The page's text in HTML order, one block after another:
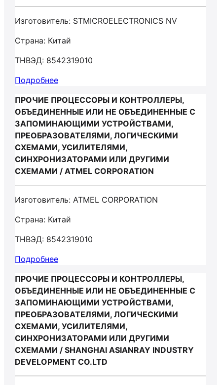
Изготовитель: STMICROELECTRONICS NV
Страна: Китай
ТНВЭД: 8542319010
Подробнее
ПРОЧИЕ ПРОЦЕССОРЫ И КОНТРОЛЛЕРЫ,
ОБЪЕДИНЕННЫЕ ИЛИ НЕ ОБЪЕДИНЕННЫЕ С
ЗАПОМИНАЮЩИМИ УСТРОЙСТВАМИ,
ПРЕОБРАЗОВАТЕЛЯМИ, ЛОГИЧЕСКИМИ
СХЕМАМИ, УСИЛИТЕЛЯМИ,
СИНХРОНИЗАТОРАМИ ИЛИ ДРУГИМИ
СХЕМАМИ / ATMEL CORPORATION
Изготовитель: ATMEL CORPORATION
Страна: Китай
ТНВЭД: 8542319010
Подробнее
ПРОЧИЕ ПРОЦЕССОРЫ И КОНТРОЛЛЕРЫ,
ОБЪЕДИНЕННЫЕ ИЛИ НЕ ОБЪЕДИНЕННЫЕ С
ЗАПОМИНАЮЩИМИ УСТРОЙСТВАМИ,
ПРЕОБРАЗОВАТЕЛЯМИ, ЛОГИЧЕСКИМИ
СХЕМАМИ, УСИЛИТЕЛЯМИ,
СИНХРОНИЗАТОРАМИ ИЛИ ДРУГИМИ
СХЕМАМИ / SHANGHAI ASIANRAY INDUSTRY
DEVELOPMENT CO.LTD